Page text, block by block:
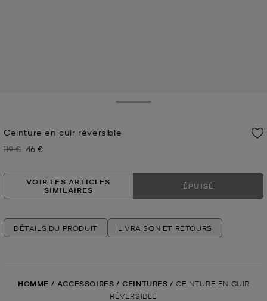
Ceinture en cuir réversible
Prix initial
119 € Prix actuel
46 €
VOIR LES ARTICLES
SIMILAIRES
ÉPUISÉ
DÉTAILS DU PRODUIT LIVRAISON ET RETOURS
HOMME / ACCESSOIRES / CEINTURES / CEINTURE EN CUIR
RÉVERSIBLE